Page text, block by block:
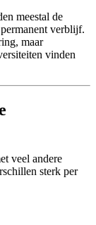
meestal de
verblijf.
maar
vinden
veel andere
sterk per